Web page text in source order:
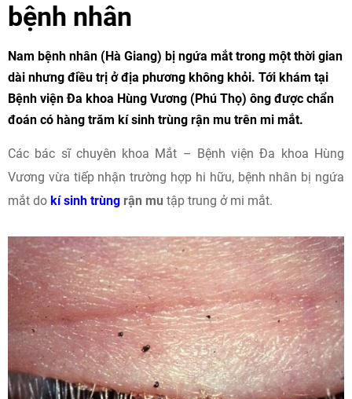
bệnh nhân
Nam bệnh nhân (Hà Giang) bị ngứa mắt trong một thời gian
dài nhưng điều trị ở địa phương không khỏi. Tới khám tại
Bệnh viện Đa khoa Hùng Vương (Phú Thọ) ông được chẩn
đoán có hàng trăm kí sinh trùng rận mu trên mi mắt.
Các bác sĩ chuyên khoa Mắt – Bệnh viện Đa khoa Hùng
Vương vừa tiếp nhận trường hợp hi hữu, bệnh nhân bị ngứa
mắt do kí sinh trùng rận mu tập trung ở mi mắt.